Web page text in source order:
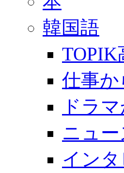
韓国語
TOPIK
仕事
ドラ
ニュ
イン